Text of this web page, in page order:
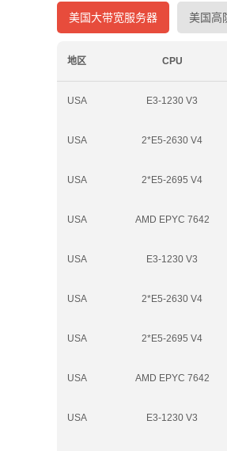
美国大带宽服务器 美国高
地区 CPU
USA E3-1230 V3
USA 2*E5-2630 V4
USA 2*E5-2695 V4
USA AMD EPYC 7642
USA E3-1230 V3
USA 2*E5-2630 V4
USA 2*E5-2695 V4
USA AMD EPYC 7642
USA E3-1230 V3